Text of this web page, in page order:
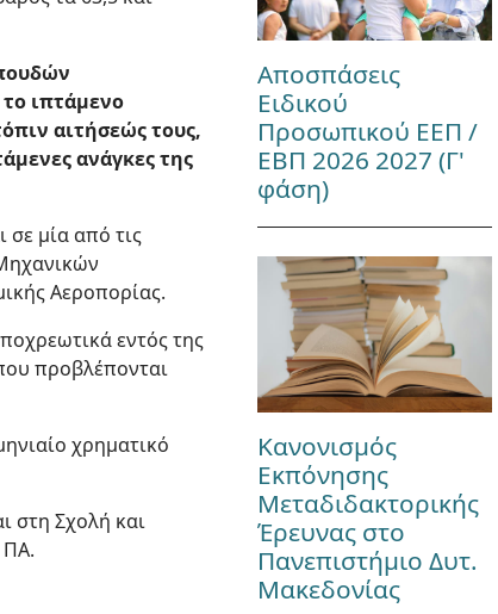
ιπτάμενο
αιτήσεώς τους,
ανάγκες της
μία από τις
Αεροπορίας.
εντός της
προβλέπονται
χρηματικό
στη Σχολή και
ΠΑ.
Αποσπάσεις
Ειδικού
Προσωπικού ΕΕΠ /
ΕΒΠ 2026 2027 (Γ'
φάση)
Κανονισμός
Εκπόνησης
Μεταδιδακτορικής
Έρευνας στο
Πανεπιστήμιο Δυτ.
Μακεδονίας